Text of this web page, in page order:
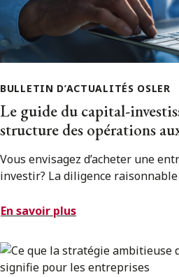
BULLETIN D’ACTUALITÉS OSLER
Le guide du capital-
structure des opérations
Vous envisagez d’acheter une
investir? La diligence
En savoir plus